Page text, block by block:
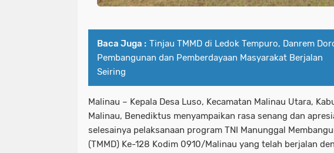
Baca Juga : Tinjau TMMD di Ledok Tempuro, Danrem
Pembangunan dan Pemberdayaan Masyarakat Berjalan
Seiring
Malinau – Kepala Desa Luso, Kecamatan Malinau Utara,
Malinau, Benediktus menyampaikan rasa senang dan
selesainya pelaksanaan program TNI Manunggal
(TMMD) Ke-128 Kodim 0910/Malinau yang telah berjalan